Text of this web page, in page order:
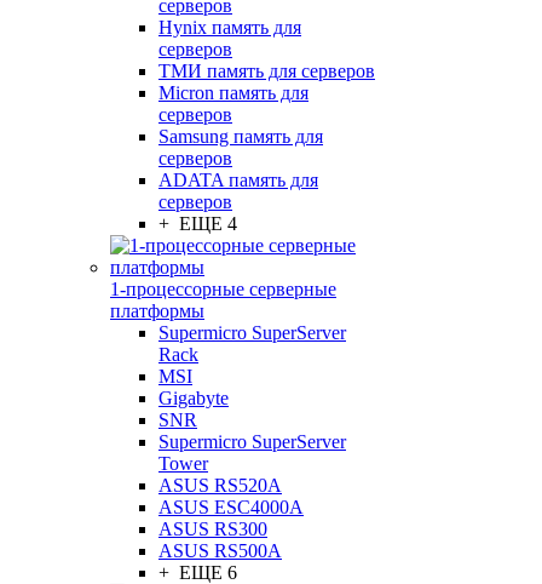
серверов
Hynix память для
серверов
ТМИ память для серверов
Micron память для
серверов
Samsung память для
серверов
ADATA память для
серверов
+ ЕЩЕ 4
1-процессорные серверные
платформы
Supermicro SuperServer
Rack
MSI
Gigabyte
SNR
Supermicro SuperServer
Tower
ASUS RS520A
ASUS ESC4000A
ASUS RS300
ASUS RS500A
+ ЕЩЕ 6